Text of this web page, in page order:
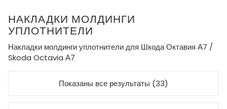
НАКЛАДКИ МОЛДИНГИ
УПЛОТНИТЕЛИ
Накладки молдинги уплотнители для Шкода Октавия А7 /
Skoda Octavia А7
Показаны все результаты (33)